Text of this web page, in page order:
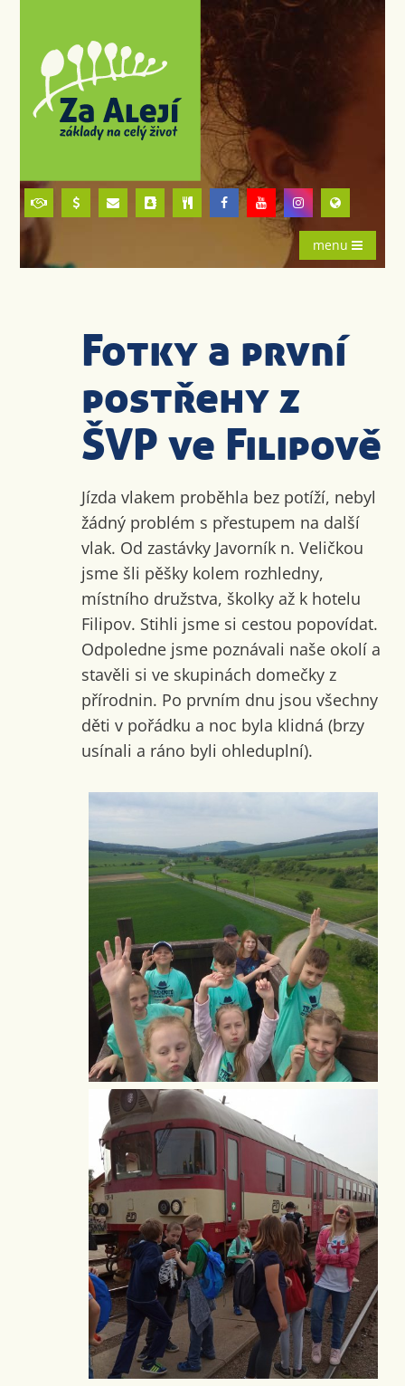
menu
Fotky a první
postřehy z
ŠVP ve Filipově
Jízda vlakem proběhla bez potíží, nebyl
žádný problém s přestupem na další
vlak. Od zastávky Javorník n. Veličkou
jsme šli pěšky kolem rozhledny,
místního družstva, školky až k hotelu
Filipov. Stihli jsme si cestou popovídat.
Odpoledne jsme poznávali naše okolí a
stavěli si ve skupinách domečky z
přírodnin. Po prvním dnu jsou všechny
děti v pořádku a noc byla klidná (brzy
usínali a ráno byli ohleduplní).